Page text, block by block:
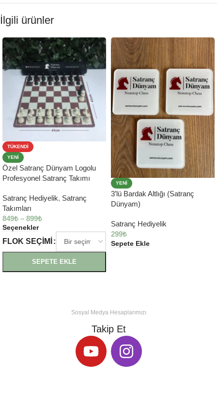
İlgili ürünler
TÜKENDI
YENI
Özel Satranç Dünyam Logolu
Profesyonel Satranç Takımı
Satranç Hediyelik, Satranç
Takımları
849₺ – 899₺
Seçenekler
FLOK SEÇIMI
SEPETE EKLE
YENI
3’lü Bardak Altlığı (Satranç
Dünyam)
Satranç Hediyelik
299₺
Sepete Ekle
Sosyal Medya Hesaplarımızı
Takip Et